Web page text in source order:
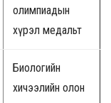
олимпиадын
хүрэл медальт
Биологийн
хичээлийн олон